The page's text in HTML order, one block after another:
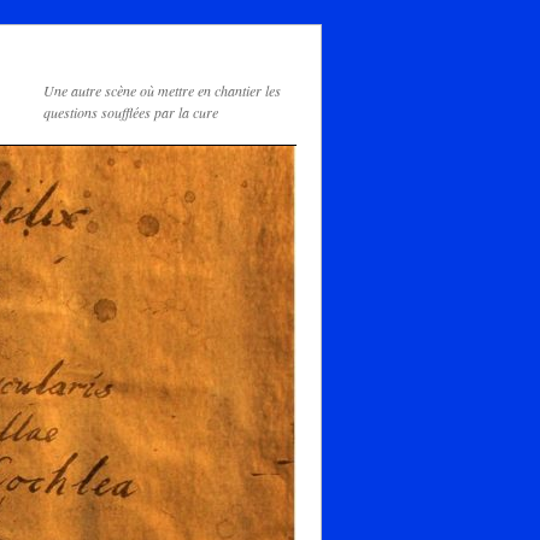
Une autre scène où mettre en chantier les
questions soufflées par la cure